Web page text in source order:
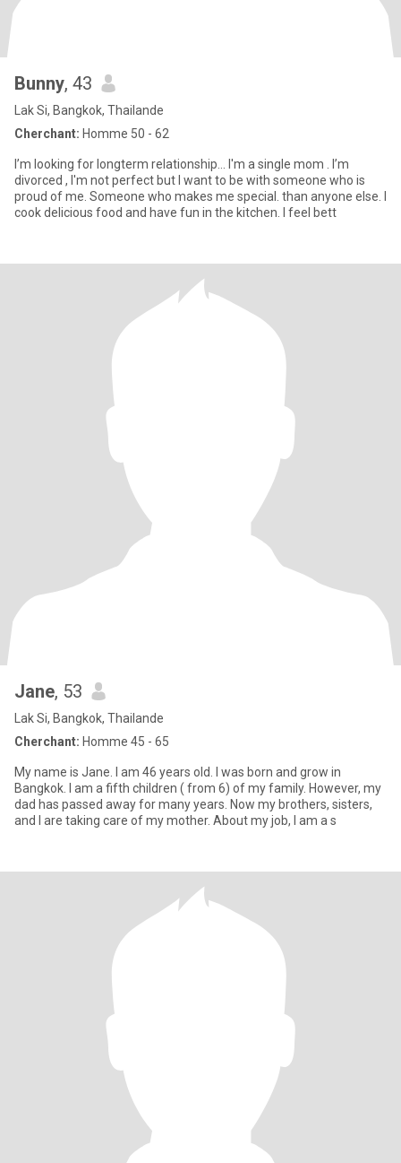
Bunny, 43
Lak Si, Bangkok, Thailande
Cherchant: Homme 50 - 62
I’m looking for longterm relationship… I'm a single mom . I’m
divorced , I'm not perfect but I want to be with someone who is
proud of me. Someone who makes me special. than anyone else. I
cook delicious food and have fun in the kitchen. I feel bett
Jane, 53
Lak Si, Bangkok, Thailande
Cherchant: Homme 45 - 65
My name is Jane. I am 46 years old. I was born and grow in
Bangkok. I am a fifth children ( from 6) of my family. However, my
dad has passed away for many years. Now my brothers, sisters,
and I are taking care of my mother. About my job, I am a s